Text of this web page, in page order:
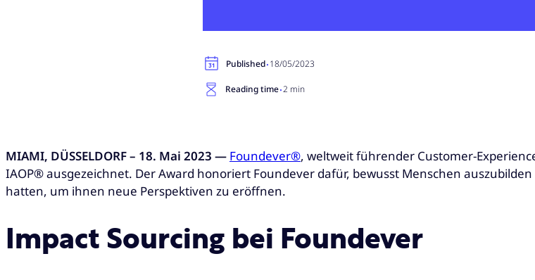
Published·18/05/2023
Reading time·2 min
MIAMI, DÜSSELDORF – 18. Mai 2023 — Foundever®, weltweit führender Customer-
IAOP® ausgezeichnet. Der Award honoriert Foundever dafür, bewusst Menschen
hatten, um ihnen neue Perspektiven zu eröffnen.
Impact Sourcing bei Foundever